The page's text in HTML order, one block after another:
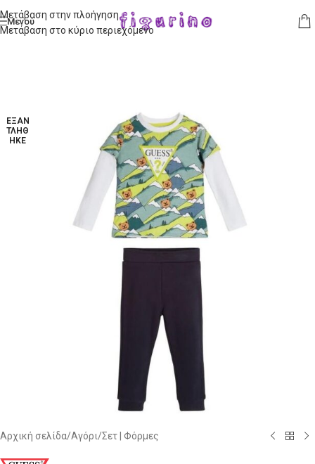
Μετάβαση στην πλοήγηση
Μετάβαση στο κύριο περιεχόμενο
Μενού
ΕΞΑΝ
ΤΛΉΘ
ΗΚΕ
Αρχική σελίδα/Αγόρι/Σετ | Φόρμες